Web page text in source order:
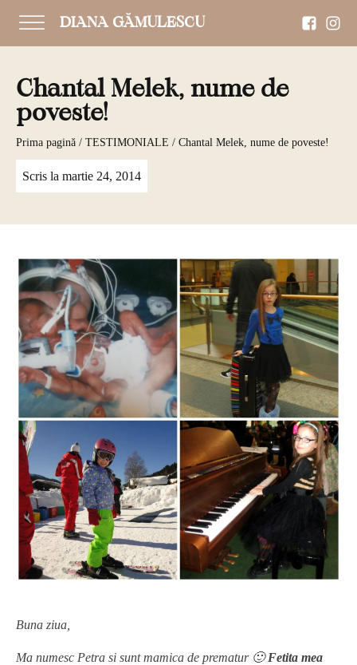
DIANA GĂMULESCU
Chantal Melek, nume de
poveste!
Prima pagină / TESTIMONIALE / Chantal Melek, nume de poveste!
Scris la martie 24, 2014
Buna ziua,
Ma numesc Petra si sunt mamica de prematur 🙂Fetita mea